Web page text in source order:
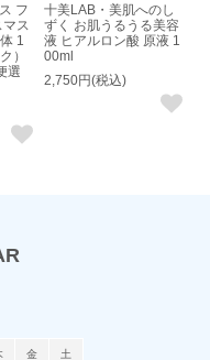
フ
マス
1
）
選
十美LAB・美肌へのし
ずく お肌うるうる美容
液 ヒアルロン酸 原液 1
00ml
2,750円(税込)
金 土